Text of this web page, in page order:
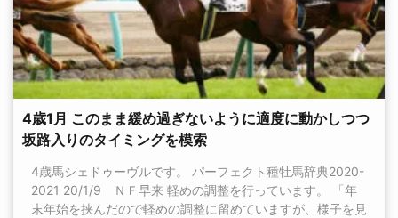
4歳1月 このまま緩め過ぎないように適度に動かしつつ
坂路入りのタイミングを模索
4歳馬シェドゥーヴルです。 パーフェクト種牡馬辞典2020-
2021 20/1/9 ＮＦ早来 軽めの調整を行っています。 「年
末年始を挟んだので軽めの調整に留めていますが、様子を見